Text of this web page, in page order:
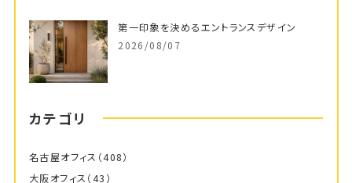
第一印象を決めるエントランスデザイン
2026/08/07
カテゴリ
名古屋オフィス （408）
大阪オフィス （43）